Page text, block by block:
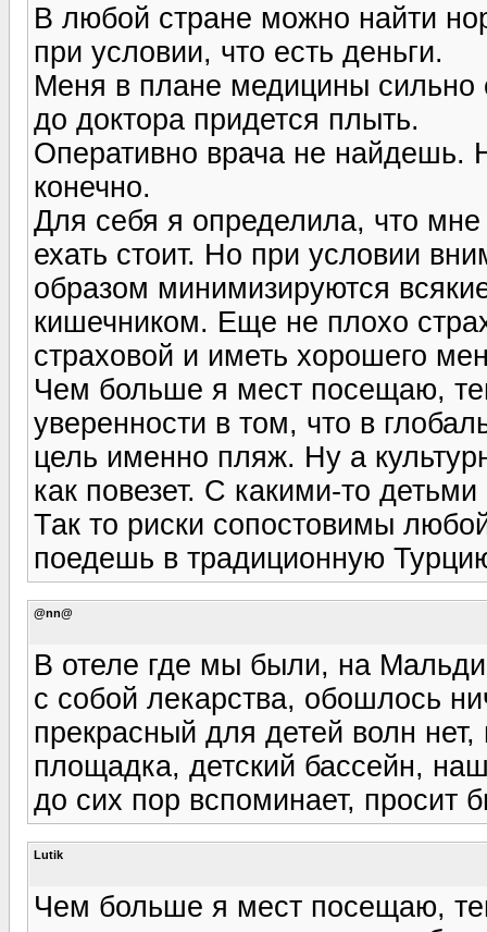
В любой стране можно найти
при условии, что есть деньги.
Меня в плане медицины
до доктора придется плыть.
Оперативно врача не найдешь.
конечно.
Для себя я определила, что
ехать стоит. Но при условии
образом минимизируются
кишечником. Еще не плохо
страховой и иметь хорошего
Чем больше я мест посещаю,
уверенности в том, что в
цель именно пляж. Ну а
как повезет. С какими-то
Так то риски сопостовимы
поедешь в традиционную
@nn@
В отеле где мы были, на
с собой лекарства, обошлось
прекрасный для детей волн нет,
площадка, детский бассейн,
до сих пор вспоминает, просит
Lutik
Чем больше я мест посещаю,